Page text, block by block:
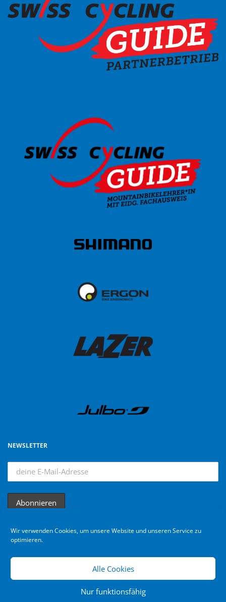
Wir verwenden Cookies, um unsere Website und unseren Service zu
optimieren.
Alle Cookies
Nur funktionsfähig
NEWSLETTER
Bikebuebe © 2024. All rights reserved